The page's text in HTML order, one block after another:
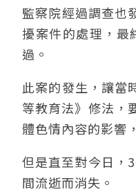
監察院經過調查也
擾案件的處理，
過。
此案的發生，讓當
等教育法》修法，
體色情內容的影響
但是直至對今日，
間流逝而消失。